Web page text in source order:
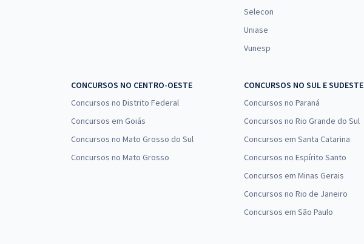
Selecon
Uniase
Vunesp
CONCURSOS NO CENTRO-OESTE
Concursos no Distrito Federal
Concursos em Goiás
Concursos no Mato Grosso do Sul
Concursos no Mato Grosso
CONCURSOS NO SUL E SUDESTE
Concursos no Paraná
Concursos no Rio Grande do Sul
Concursos em Santa Catarina
Concursos no Espírito Santo
Concursos em Minas Gerais
Concursos no Rio de Janeiro
Concursos em São Paulo